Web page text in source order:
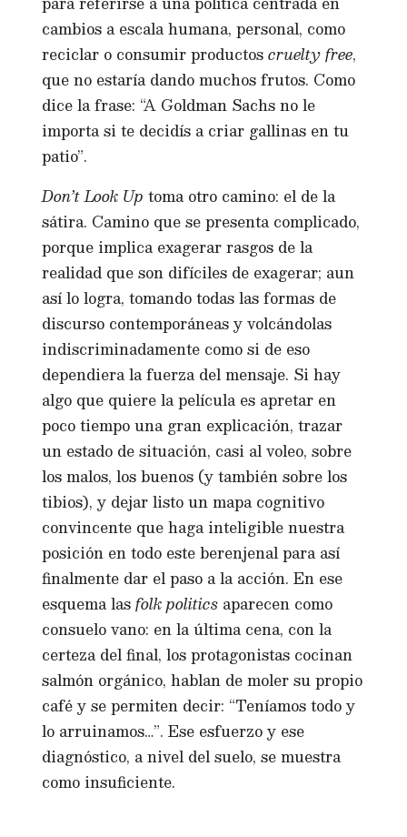
cambios a escala humana, personal, como
reciclar o consumir productoscruelty free,
que no estaría dando muchos frutos. Como
dice la frase: “A Goldman Sachs no le
importa si te decidís a criar gallinas en tu
patio”.
Don’t Look Uptoma otro camino: el de la
sátira. Camino que se presenta complicado,
porque implica exagerar rasgos de la
realidad que son difíciles de exagerar; aun
así lo logra, tomando todas las formas de
discurso contemporáneas y volcándolas
indiscriminadamente como si de eso
dependiera la fuerza del mensaje. Si hay
algo que quiere la película es apretar en
poco tiempo una gran explicación, trazar
un estado de situación, casi al voleo, sobre
los malos, los buenos (y también sobre los
tibios), y dejar listo un mapa cognitivo
convincente que haga inteligible nuestra
posición en todo este berenjenal para así
finalmente dar el paso a la acción. En ese
esquema lasfolk politics aparecen como
consuelo vano: en la última cena, con la
certeza del final, los protagonistas cocinan
salmón orgánico, hablan de moler su propio
café y se permiten decir: “Teníamos todo y
lo arruinamos…”. Ese esfuerzo y ese
diagnóstico, a nivel del suelo, se muestra
como insuficiente.